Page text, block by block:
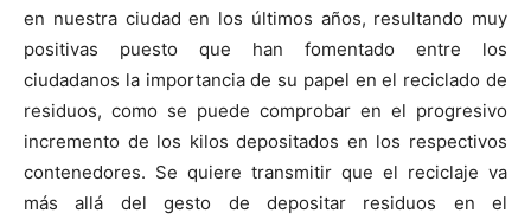
en nuestra ciudad en los últimos años, resultando muy
positivas puesto que han fomentado entre los
ciudadanos la importancia de su papel en el reciclado de
residuos, como se puede comprobar en el progresivo
incremento de los kilos depositados en los respectivos
contenedores. Se quiere transmitir que el reciclaje va
más allá del gesto de depositar residuos en el